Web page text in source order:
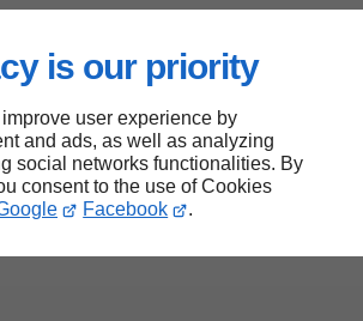
is our priority
user experience by
and ads, as well as analyzing
social networks functionalities. By
consent to the use of Cookies
Facebook .
un